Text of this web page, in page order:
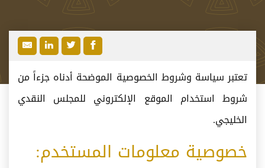
تعتبر سياسة وشروط الخصوصية الموضحة أدناه جزءاً من
شروط استخدام الموقع الإلكتروني للمجلس النقدي
الخليجي.
خصوصية معلومات المستخدم: